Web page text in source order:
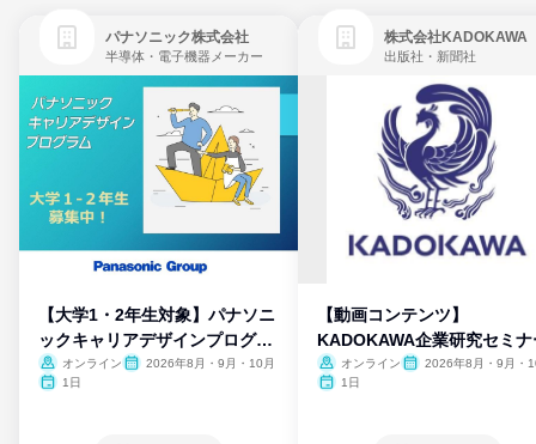
パナソニック株式会社
半導体・電子機器メーカー
【大学1・2年生対象】パナソニ
ックキャリアデザインプログラ
ム
オンライン
2026年8月・9月・10月
1日
株式会社KADOKAWA
出版社・新聞社
【動画コンテンツ】
KADOKAWA企業研究セミナ
オンライン
2026年8月・9月・
1日